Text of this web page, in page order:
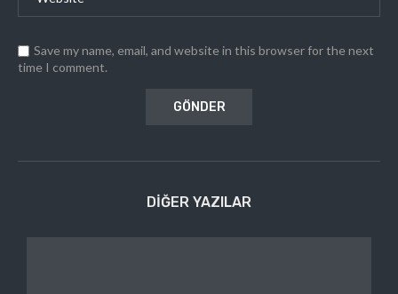
Save my name, email, and website in this browser for the next
time I comment.
DIĞER YAZILAR